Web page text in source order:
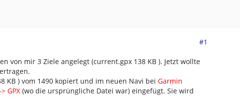
#1
von mir 3 Ziele angelegt (current.gpx 138 KB ). Jetzt wollte
KB ) vom 1490 kopiert und im neuen Navi bei Garmin
GPX (wo die ursprüngliche Datei war) eingefügt. Sie wird